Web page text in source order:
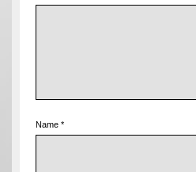
Name *